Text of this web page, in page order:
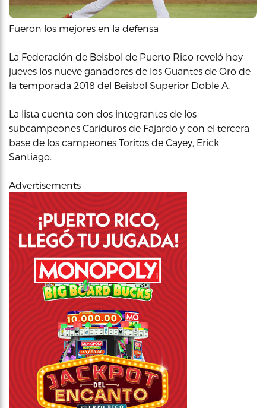
Fueron los mejores en la defensa
La Federación de Beisbol de Puerto Rico reveló hoy
jueves los nueve ganadores de los Guantes de Oro de
la temporada 2018 del Beisbol Superior Doble A.
La lista cuenta con dos integrantes de los
subcampeones Cariduros de Fajardo y con el tercera
base de los campeones Toritos de Cayey, Erick
Santiago.
Advertisements